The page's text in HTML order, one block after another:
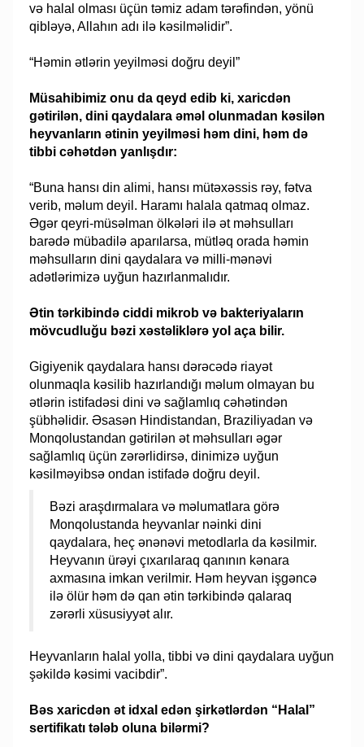
və halal olması üçün təmiz adam tərəfindən, yönü
qibləyə, Allahın adı ilə kəsilməlidir”.
“Həmin ətlərin yeyilməsi doğru deyil”
Müsahibimiz onu da qeyd edib ki, xaricdən
gətirilən, dini qaydalara əməl olunmadan kəsilən
heyvanların ətinin yeyilməsi həm dini, həm də
tibbi cəhətdən yanlışdır:
“Buna hansı din alimi, hansı mütəxəssis rəy, fətva
verib, məlum deyil. Haramı halala qatmaq olmaz.
Əgər qeyri-müsəlman ölkələri ilə ət məhsulları
barədə mübadilə aparılarsa, mütləq orada həmin
məhsulların dini qaydalara və milli-mənəvi
adətlərimizə uyğun hazırlanmalıdır.
Ətin tərkibində ciddi mikrob və bakteriyaların
mövcudluğu bəzi xəstəliklərə yol aça bilir.
Gigiyenik qaydalara hansı dərəcədə riayət
olunmaqla kəsilib hazırlandığı məlum olmayan bu
ətlərin istifadəsi dini və sağlamlıq cəhətindən
şübhəlidir. Əsasən Hindistandan, Braziliyadan və
Monqolustandan gətirilən ət məhsulları əgər
sağlamlıq üçün zərərlidirsə, dinimizə uyğun
kəsilməyibsə ondan istifadə doğru deyil.
Bəzi araşdırmalara və məlumatlara görə
Monqolustanda heyvanlar nəinki dini
qaydalara, heç ənənəvi metodlarla da kəsilmir.
Heyvanın ürəyi çıxarılaraq qanının kənara
axmasına imkan verilmir. Həm heyvan işgəncə
ilə ölür həm də qan ətin tərkibində qalaraq
zərərli xüsusiyyət alır.
Heyvanların halal yolla, tibbi və dini qaydalara uyğun
şəkildə kəsimi vacibdir”.
Bəs xaricdən ət idxal edən şirkətlərdən “Halal”
sertifikatı tələb oluna bilərmi?